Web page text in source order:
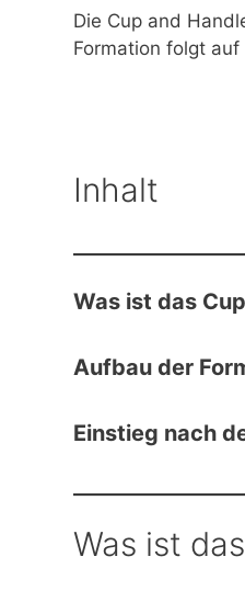
Die Cup and
Formation folgt
Inhalt
Was ist das
Aufbau der
Einstieg nach
Was ist